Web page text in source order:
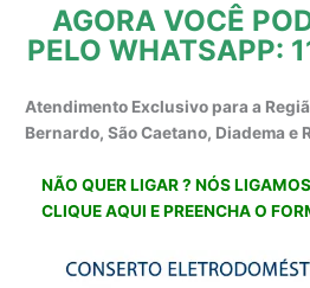
AGORA VOCÊ
PELO WHATSAPP:
Atendimento Exclusivo para a
Bernardo, São Caetano, Diadema e
NÃO QUER LIGAR ? NÓS
CLIQUE AQUI E PREENCHA O